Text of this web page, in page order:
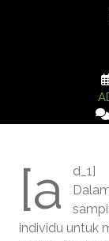
[a
d_1]
individu untuk